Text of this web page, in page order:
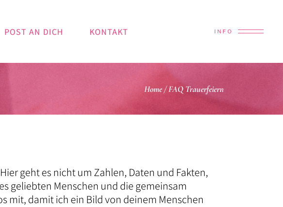
POST AN DICH KONTAKT INFO
Home/FAQ Trauerfeiern
geht es nicht um Zahlen, Daten und Fakten,
geliebten Menschen und die gemeinsam
mit, damit ich ein Bild von deinem Menschen